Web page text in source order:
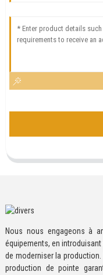
Nous nous engageons à
équipements, en
de moderniser la
production de pointe